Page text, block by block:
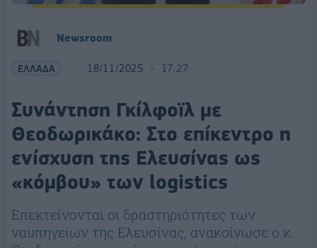
Newsroom
ΕΛΛΑΔΑ 18/11/2025 17:27
Συνάντηση Γκίλφοϊλ με
Θεοδωρικάκο: Στο επίκεντρο η
ενίσχυση της Ελευσίνας ως
«κόμβου» των logistics
Επεκτείνονται οι δραστηριότητες των
ναυπηγείων της Ελευσίνας, ανακοίνωσε ο κ.